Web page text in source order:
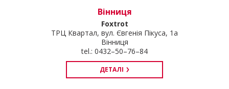
Вінниця
Foxtrot
ТРЦ Квартал, вул. Євгенія Пікуса, 1а
Вінниця
tel.: 0432–50–76–84
ДЕТАЛІ